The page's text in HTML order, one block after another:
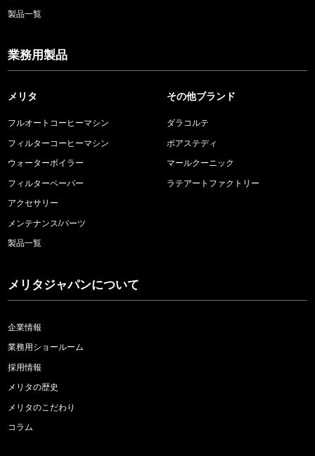
製品一覧
業務用製品
メリタ
フルオートコーヒーマシン
フィルターコーヒーマシン
ウォーターボイラー
フィルターペーパー
アクセサリー
メンテナンス/パーツ
製品一覧
その他ブランド
ダラコルテ
ポアステディ
マールクーニック
ラテアートファクトリー
メリタジャパンについて
企業情報
業務用ショールーム
採用情報
メリタの歴史
メリタのこだわり
コラム